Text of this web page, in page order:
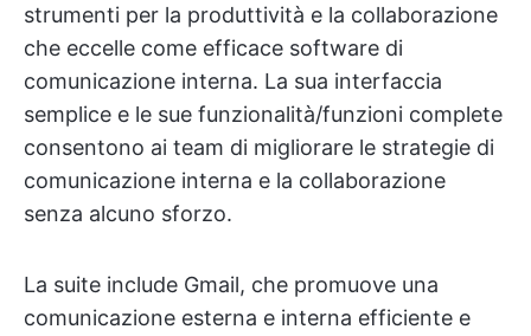
strumenti per la produttività e la collaborazione
che eccelle come efficace software di
comunicazione interna. La sua interfaccia
semplice e le sue funzionalità/funzioni complete
consentono ai team di migliorare le strategie di
comunicazione interna e la collaborazione
senza alcuno sforzo.
La suite include Gmail, che promuove una
comunicazione esterna e interna efficiente e